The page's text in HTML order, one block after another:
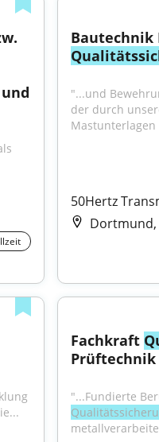
"...und
der durch
50Hertz
Dortmund,
Fachkraft